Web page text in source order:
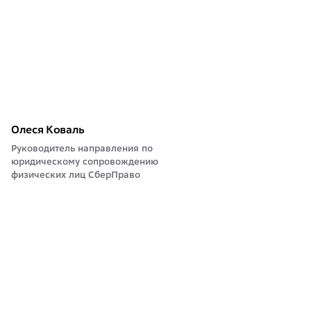
Олеся Коваль
Руководитель направления по
юридическому сопровождению
физических лиц СберПраво